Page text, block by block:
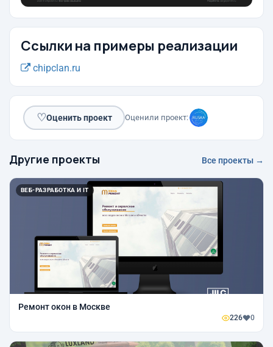
Ссылки на примеры реализации
chipclan.ru
♡Оценить проект Оценили проект:
Другие проекты Все проекты →
ВЕБ-РАЗРАБОТКА И IT
Ремонт окон в Москве
226 0